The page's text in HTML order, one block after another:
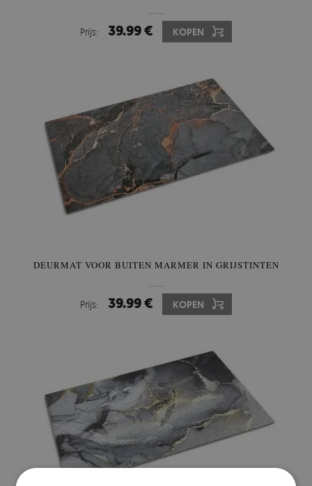
Prijs: 39.99 € KOPEN
DEURMAT VOOR BUITEN MARMER IN GRIJSTINTEN
Prijs: 39.99 € KOPEN